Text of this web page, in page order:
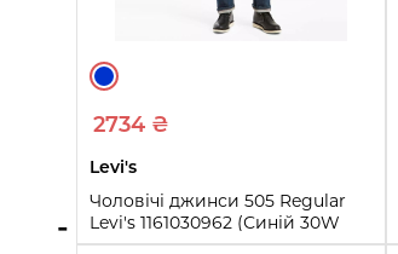
-
2734 ₴
Levi's
Чоловічі джинси 505 Regular
Levi's 1161030962 (Синій 30W
30L)